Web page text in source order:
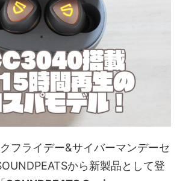
フライデー&サイバーマンデーセ
から新製品として登